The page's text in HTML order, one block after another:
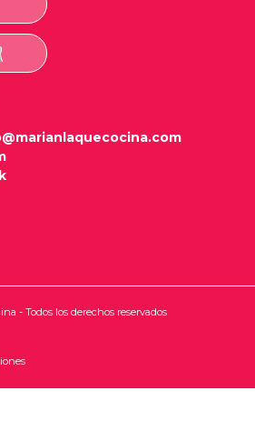
- Todos los derechos reservados